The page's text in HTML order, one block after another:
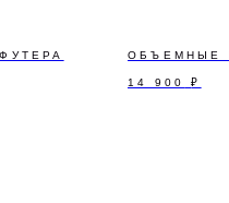
ОБЪЕМНЫЕ
14 900 ₽